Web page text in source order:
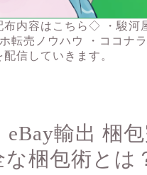
内容はこちら◇ ・駿河
転売ノウハウ ・ココナ
信していきます。
eBay輸出 梱
梱包術とは